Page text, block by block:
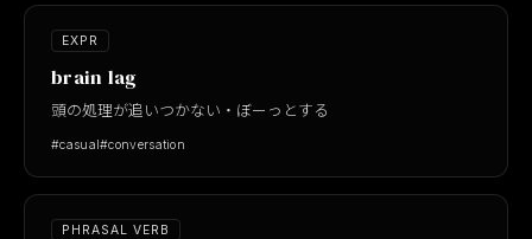
EXPR
brain lag
頭の処理が追いつかない・ぼーっとする
#casual#conversation
PHRASAL VERB